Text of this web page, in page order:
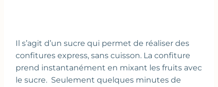
Il s’agit d’un sucre qui permet de réaliser des
confitures express, sans cuisson. La confiture
prend instantanément en mixant les fruits avec
le sucre. Seulement quelques minutes de